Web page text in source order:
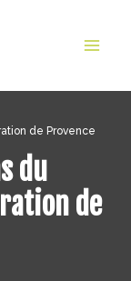
de Provence
du
de